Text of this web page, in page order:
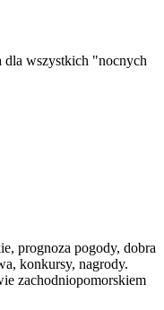
dla wszystkich "nocnych
prognoza pogody, dobra
konkursy, nagrody.
zachodniopomorskiem